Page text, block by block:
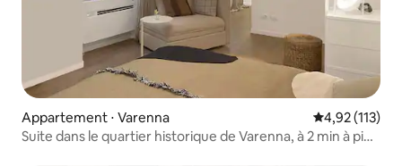
Appartement ⋅ Varenna Évaluation
4,92 (113)
Suite dans le quartier historique de Varenna, à 2 min à pied